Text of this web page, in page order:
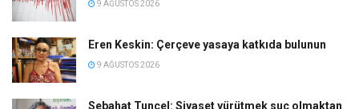
9 AĞUSTOS 2026
Eren Keskin: Çerçeve yasaya katkıda bulunun
9 AĞUSTOS 2026
Sebahat Tuncel: Siyaset yürütmek suç olmaktan